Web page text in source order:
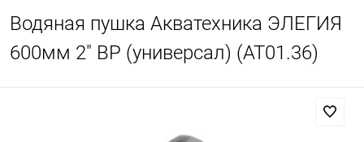
Водяная пушка Акватехника ЭЛЕГИЯ
600мм 2" ВР (универсал) (AT01.36)